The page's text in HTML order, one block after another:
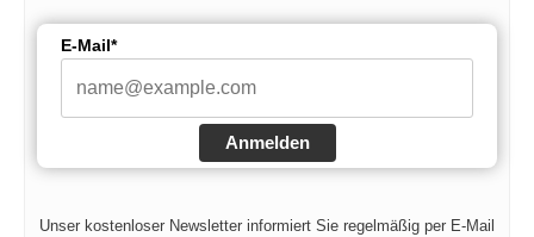
E-Mail*
Anmelden
Unser kostenloser Newsletter informiert Sie regelmäßig per E-Mail